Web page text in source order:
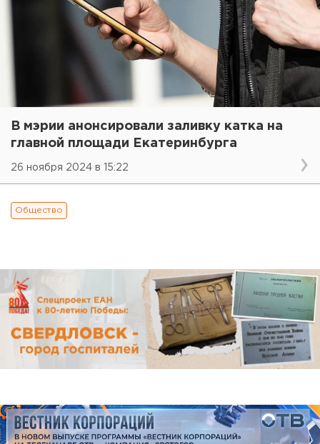
В мэрии анонсировали заливку катка на
главной площади Екатеринбурга
26 ноября 2024 в 15:22
Общество